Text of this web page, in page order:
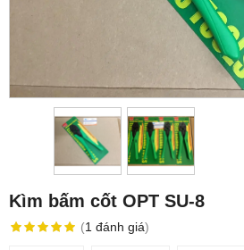
Kìm bấm cốt OPT SU-8
(1 đánh giá)